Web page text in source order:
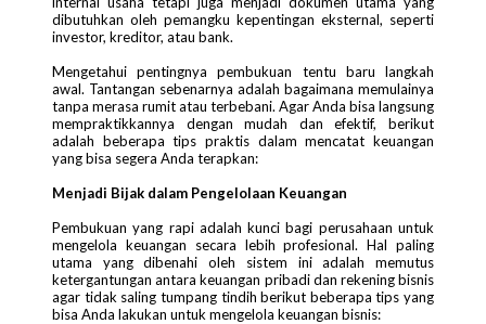
dibutuhkan oleh pemangku kepentingan eksternal, seperti
investor, kreditor, atau bank.
Mengetahui pentingnya pembukuan tentu baru langkah
awal. Tantangan sebenarnya adalah bagaimana memulainya
tanpa merasa rumit atau terbebani. Agar Anda bisa langsung
mempraktikkannya dengan mudah dan efektif, berikut
adalah beberapa tips praktis dalam mencatat keuangan
yang bisa segera Anda terapkan:
Menjadi Bijak dalam Pengelolaan Keuangan
Pembukuan yang rapi adalah kunci bagi perusahaan untuk
mengelola keuangan secara lebih profesional. Hal paling
utama yang dibenahi oleh sistem ini adalah memutus
ketergantungan antara keuangan pribadi dan rekening bisnis
agar tidak saling tumpang tindih berikut beberapa tips yang
bisa Anda lakukan untuk mengelola keuangan bisnis: